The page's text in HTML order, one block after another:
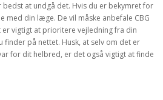
at undgå det. Hvis du er bekymret for
med din læge. De vil måske anbefale CBG
vigtigt at prioritere vejledning fra din
på nettet. Husk, at selv om det er
for dit helbred, er det også vigtigt at finde